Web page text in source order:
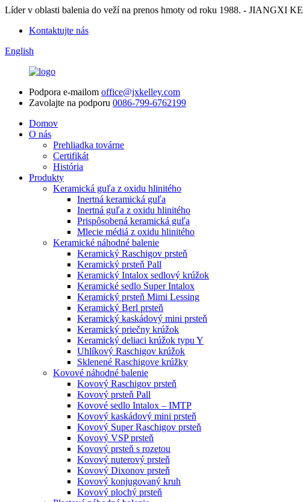
Líder v oblasti balenia do veží na prenos hmoty od roku 1988. - JIANGXI
Kontaktujte nás
English
Podpora e-mailom office@jxkelley.com
Zavolajte na podporu 0086-799-6762199
Domov
O nás
Prehliadka továrne
Certifikát
História
Produkty
Keramická guľa z oxidu hlinitého
Inertná keramická guľa
Inertná guľa z oxidu hlinitého
Prispôsobená keramická guľa
Mlecie médiá z oxidu hlinitého
Keramické náhodné balenie
Keramický Raschigov prsteň
Keramický prsteň Pall
Keramický Intalox sedlový krúžok
Keramické sedlo Super Intalox
Keramický prsteň Mimi Lessing
Keramický Berl prsteň
Keramický kaskádový mini prsteň
Keramický priečny krúžok
Keramický deliaci krúžok typu Y
Uhlíkový Raschigov krúžok
Sklenené Raschigove krúžky
Kovové náhodné balenie
Kovový Raschigov prsteň
Kovový prsteň Pall
Kovové sedlo Intalox – IMTP
Kovový kaskádový mini prsteň
Kovový Super Raschigov prsteň
Kovový VSP prsteň
Kovový prsteň s rozetou
Kovový nuterový prsteň
Kovový Dixonov prsteň
Kovový konjugovaný kruh
Kovový plochý prsteň